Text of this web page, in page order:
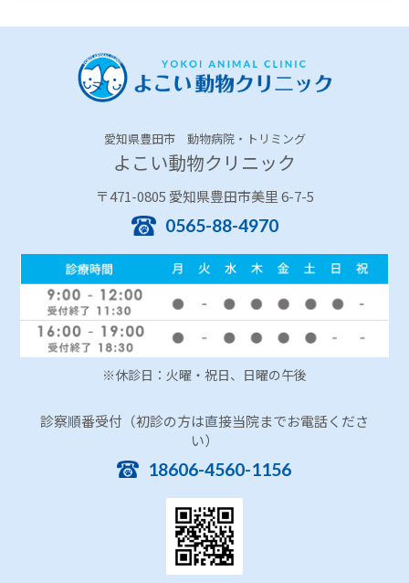
愛知県豊田市 動物病院・トリミング
よこい動物クリニック
〒471-0805 愛知県豊田市美里 6-7-5
0565-88-4970
※休診日：火曜・祝日、日曜の午後
診察順番受付（初診の方は直接当院までお電話くださ
い）
18606-4560-1156